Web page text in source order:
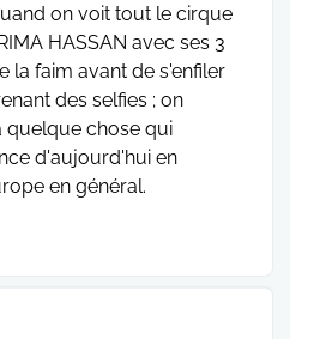
on voit tout le cirque
HASSAN avec ses 3
la faim avant de s'enfiler
des selfies ; on
chose qui
d'aujourd'hui en
en général.